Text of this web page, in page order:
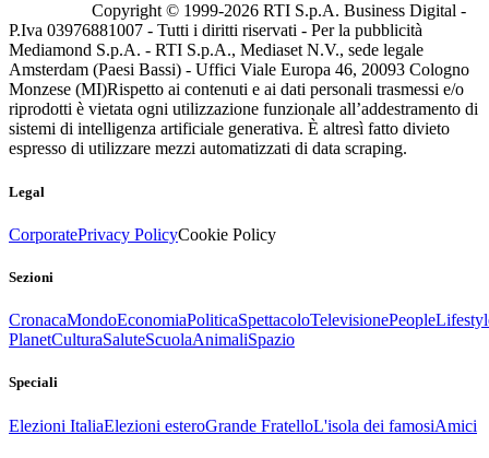
Copyright © 1999-2026 RTI S.p.A. Business Digital -
P.Iva 03976881007 - Tutti i diritti riservati - Per la pubblicità
Mediamond S.p.A. - RTI S.p.A., Mediaset N.V., sede legale
Amsterdam (Paesi Bassi) - Uffici Viale Europa 46, 20093 Cologno
Monzese (MI)Rispetto ai contenuti e ai dati personali trasmessi e/o
riprodotti è vietata ogni utilizzazione funzionale all’addestramento di
sistemi di intelligenza artificiale generativa. È altresì fatto divieto
espresso di utilizzare mezzi automatizzati di data scraping.
Legal
CorporatePrivacy PolicyCookie Policy
Sezioni
CronacaMondoEconomiaPoliticaSpettacoloTelevisionePeople
PlanetCulturaSaluteScuolaAnimaliSpazio
Speciali
Elezioni ItaliaElezioni esteroGrande FratelloL'isola dei famosiAmici